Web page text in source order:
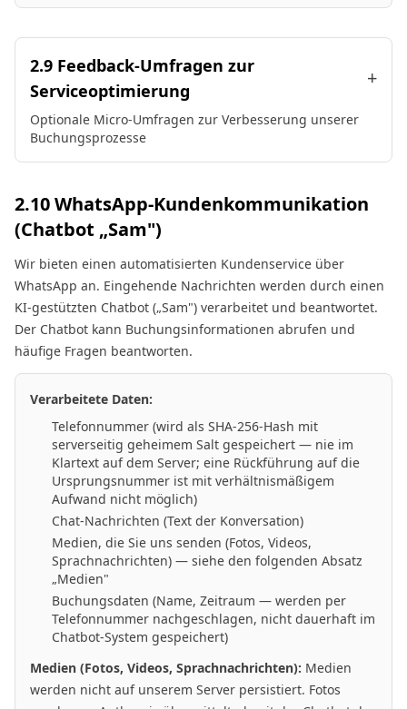
2.9 Feedback-Umfragen zur
Serviceoptimierung
+
Optionale Micro-Umfragen zur Verbesserung unserer
Buchungsprozesse
2.10 WhatsApp-Kundenkommunikation
(Chatbot „Sam")
Wir bieten einen automatisierten Kundenservice über
WhatsApp an. Eingehende Nachrichten werden durch einen
KI-gestützten Chatbot („Sam") verarbeitet und beantwortet.
Der Chatbot kann Buchungsinformationen abrufen und
häufige Fragen beantworten.
Verarbeitete Daten:
Telefonnummer (wird als SHA-256-Hash mit
serverseitig geheimem Salt gespeichert — nie im
Klartext auf dem Server; eine Rückführung auf die
Ursprungsnummer ist mit verhältnismäßigem
Aufwand nicht möglich)
Chat-Nachrichten (Text der Konversation)
Medien, die Sie uns senden (Fotos, Videos,
Sprachnachrichten) — siehe den folgenden Absatz
„Medien"
Buchungsdaten (Name, Zeitraum — werden per
Telefonnummer nachgeschlagen, nicht dauerhaft im
Chatbot-System gespeichert)
Medien (Fotos, Videos, Sprachnachrichten): Medien
werden nicht auf unserem Server persistiert. Fotos